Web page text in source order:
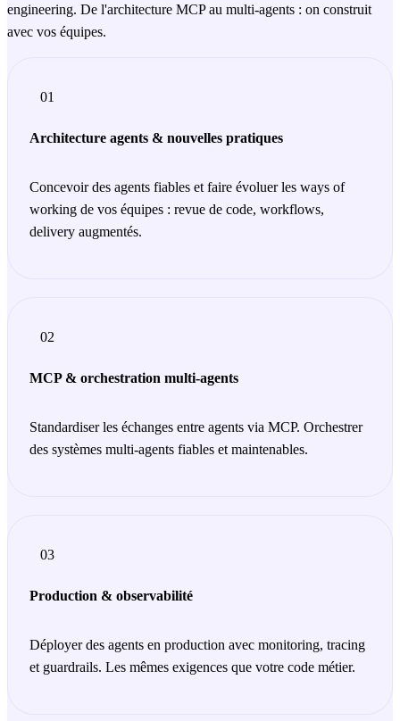
engineering. De l'architecture MCP au multi-agents : on construit
avec vos équipes.
01
Architecture agents & nouvelles pratiques
Concevoir des agents fiables et faire évoluer les ways of
working de vos équipes : revue de code, workflows,
delivery augmentés.
02
MCP & orchestration multi-agents
Standardiser les échanges entre agents via MCP. Orchestrer
des systèmes multi-agents fiables et maintenables.
03
Production & observabilité
Déployer des agents en production avec monitoring, tracing
et guardrails. Les mêmes exigences que votre code métier.